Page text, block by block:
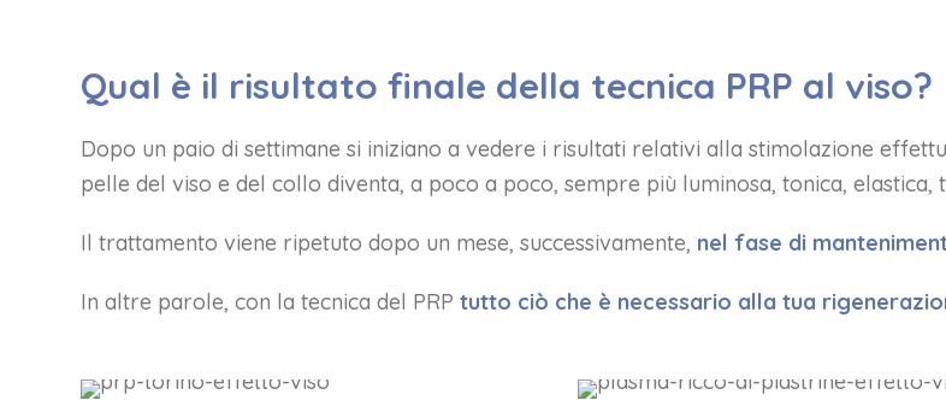
Qual è il risultato finale della tecnica PRP al viso?
Dopo un paio di settimane si iniziano a vedere i risultati relativi alla stimolazione
pelle del viso e del collo diventa, a poco a poco, sempre più luminosa, tonica, elastica,
Il trattamento viene ripetuto dopo un mese, successivamente, nel fase di
In altre parole, con la tecnica del PRP tutto ciò che è necessario alla tua